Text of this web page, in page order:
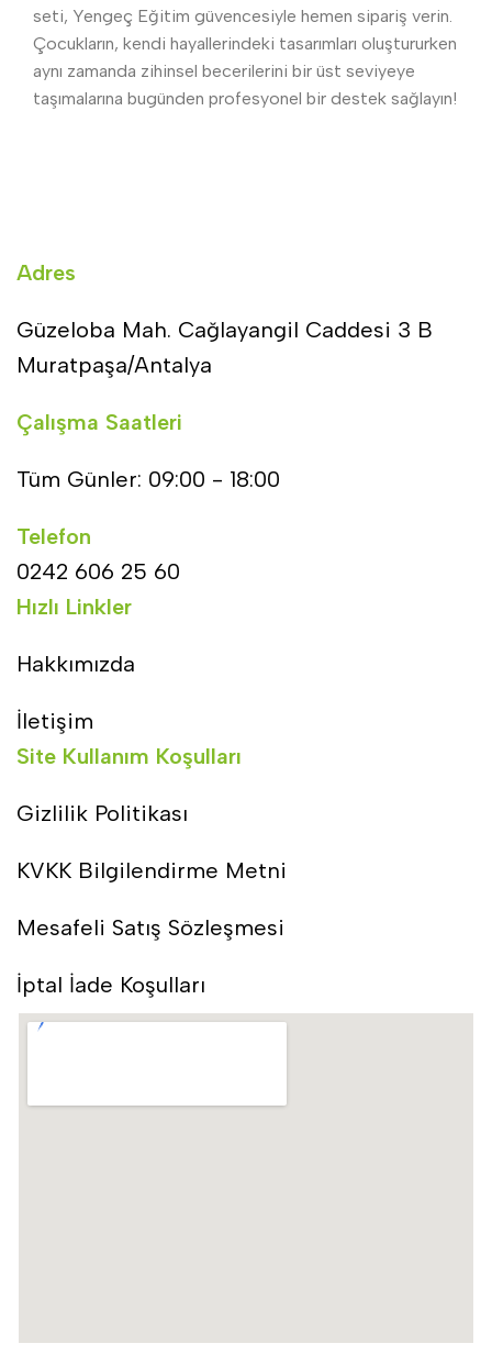
seti, Yengeç Eğitim güvencesiyle hemen sipariş verin.
Çocukların, kendi hayallerindeki tasarımları oluştururken
aynı zamanda zihinsel becerilerini bir üst seviyeye
taşımalarına bugünden profesyonel bir destek sağlayın!
Adres
Güzeloba Mah. Cağlayangil Caddesi 3 B
Muratpaşa/Antalya
Çalışma Saatleri
Tüm Günler: 09:00 - 18:00
Telefon
0242 606 25 60
Hızlı Linkler
Hakkımızda
İletişim
Site Kullanım Koşulları
Gizlilik Politikası
KVKK Bilgilendirme Metni
Mesafeli Satış Sözleşmesi
İptal İade Koşulları